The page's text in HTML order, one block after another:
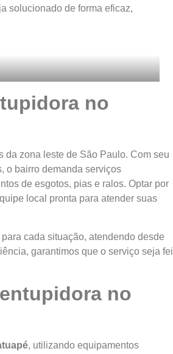
solucionado de forma eficaz,
no
da zona leste de São Paulo. Com seu
o bairro demanda serviços
de esgotos, pias e ralos. Optar por
local pronta para atender suas
cada situação, atendendo desde
garantimos que o serviço seja
no
, utilizando equipamentos